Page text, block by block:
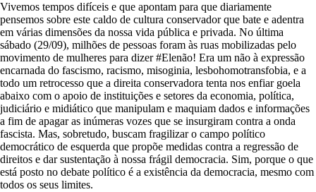
Vivemos tempos difíceis e que apontam para que diariamente
pensemos sobre este caldo de cultura conservador que bate e adentra
em várias dimensões da nossa vida pública e privada. No última
sábado (29/09), milhões de pessoas foram às ruas mobilizadas pelo
movimento de mulheres para dizer #Elenão! Era um não à expressão
encarnada do fascismo, racismo, misoginia, lesbohomotransfobia, e a
todo um retrocesso que a direita conservadora tenta nos enfiar goela
abaixo com o apoio de instituições e setores da economia, política,
judiciário e midiático que manipulam e maquiam dados e informações
a fim de apagar as inúmeras vozes que se insurgiram contra a onda
fascista. Mas, sobretudo, buscam fragilizar o campo político
democrático de esquerda que propõe medidas contra a regressão de
direitos e dar sustentação à nossa frágil democracia. Sim, porque o que
está posto no debate político é a existência da democracia, mesmo com
todos os seus limites.